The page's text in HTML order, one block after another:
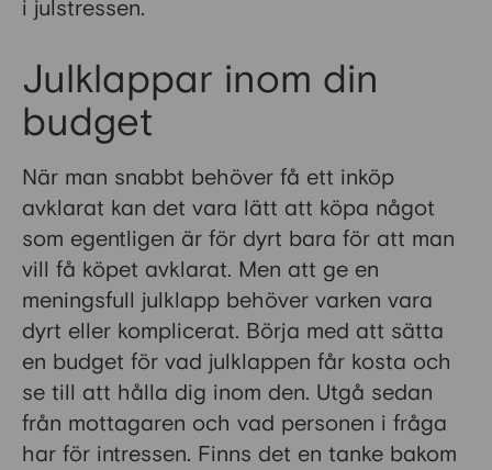
i julstressen.
Julklappar inom din
budget
När man snabbt behöver få ett inköp
avklarat kan det vara lätt att köpa något
som egentligen är för dyrt bara för att man
vill få köpet avklarat. Men att ge en
meningsfull julklapp behöver varken vara
dyrt eller komplicerat. Börja med att sätta
en budget för vad julklappen får kosta och
se till att hålla dig inom den. Utgå sedan
från mottagaren och vad personen i fråga
har för intressen. Finns det en tanke bakom